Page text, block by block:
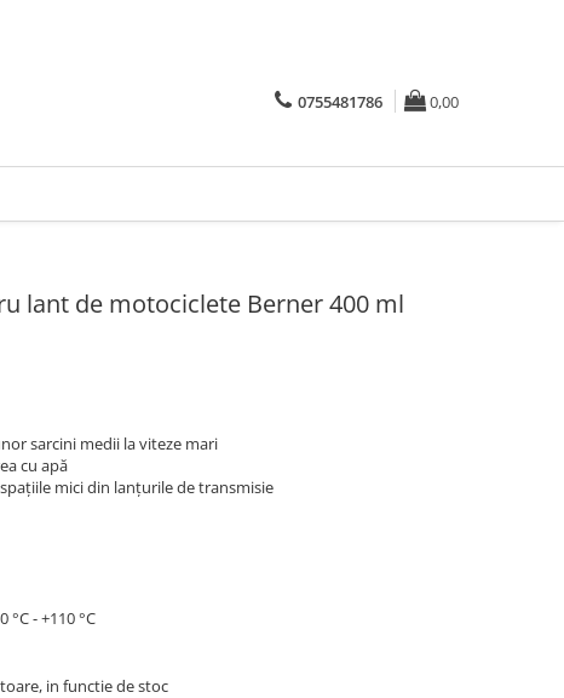
0755481786 0,00
lant de motociclete Berner 400 ml
sarcini medii la viteze mari
cu apă
mici din lanțurile de transmisie
- +110 °C
in functie de stoc